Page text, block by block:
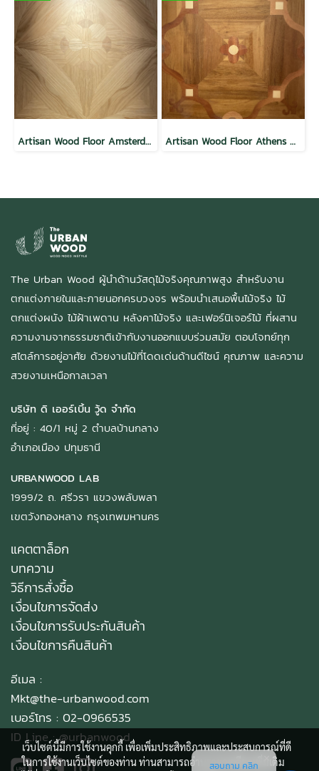
Artisan Wood Floor Amsterdam Aura Artisan Wood Floor Athens Aura
The Urban Wood ผู้นำด้านวัสดุไม้จริงคุณภาพสูง สำหรับงาน
ตกแต่งภายในและภายนอกครบวงจร พร้อมนำเสนอพื้นไม้จริง ไม้
ตกแต่งผนัง ไม้ฝ้าเพดาน หลังคาไม้จริง และเฟอร์นิเจอร์ไม้ ที่ผสาน
ความงามจากธรรมชาติเข้ากับงานออกแบบร่วมสมัย ตอบโจทย์ทุก
สไตล์การอยู่อาศัย ด้วยงานไม้ที่โดดเด่นด้านดีไซน์ คุณภาพ และความ
สวยงามเหนือกาลเวลา
บริษัท ดิ เออร์เบิ้น วู้ด จำกัด
ที่อยู่ : 40/1 หมู่ 2 ตำบลบ้านกลาง
อำเภอเมือง ปทุมธานี
URBANWOOD LAB
1999/2 ถ. ศรีวรา แขวงพลับพลา
เขตวังทองหลาง กรุงเทพมหานคร
แคตตาล็อก
บทความ
วิธีการสั่งซื้อ
เงื่อนไขการจัดส่ง
เงื่อนไขการรับประกันสินค้า
เงื่อนไขการคืนสินค้า
อีเมล :
Mkt@the-urbanwood.com
เบอร์โทร : 02-0966535
ID Line :@urbanwood
เว็บไซต์นี้มีการใช้งานคุกกี้ เพื่อเพิ่มประสิทธิภาพและประสบการณ์ที่ดี
ในการใช้งานเว็บไซต์ของท่าน ท่านสามารถอ่านรายละเอียดเพิ่มเติม
สอบถาม คลิก